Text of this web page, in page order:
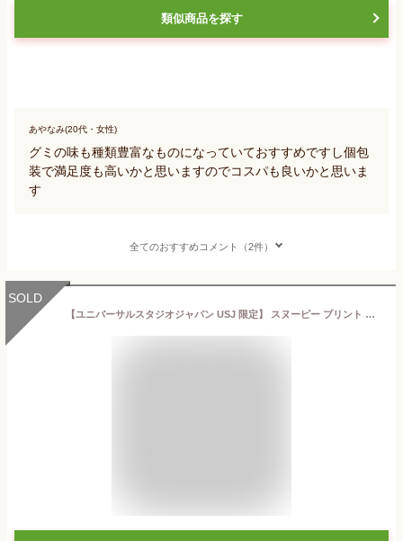
類似商品を探す
あやなみ(20代・女性)
グミの味も種類豊富なものになっていておすすめですし個包
装で満足度も高いかと思いますのでコスパも良いかと思いま
す
全てのおすすめコメント（2件）
SOLD
【ユニバーサルスタジオジャパン USJ 限定】 スヌーピー プリント クッキーCB(SN16) お土産 お菓子 ユニバ グッズ プレゼント